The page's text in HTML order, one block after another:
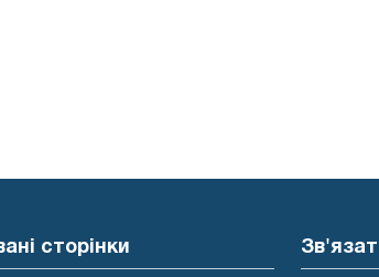
сторінки